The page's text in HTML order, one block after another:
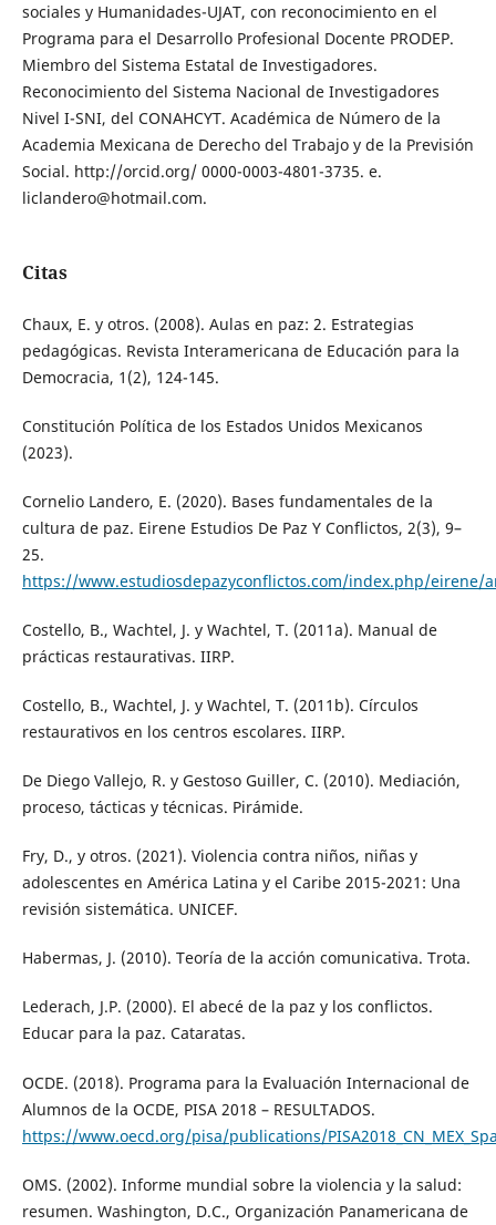
sociales y Humanidades-UJAT, con reconocimiento en el
Programa para el Desarrollo Profesional Docente PRODEP.
Miembro del Sistema Estatal de Investigadores.
Reconocimiento del Sistema Nacional de Investigadores
Nivel I-SNI, del CONAHCYT. Académica de Número de la
Academia Mexicana de Derecho del Trabajo y de la Previsión
Social. http://orcid.org/ 0000-0003-4801-3735. e.
liclandero@hotmail.com.
Citas
Chaux, E. y otros. (2008). Aulas en paz: 2. Estrategias
pedagógicas. Revista Interamericana de Educación para la
Democracia, 1(2), 124-145.
Constitución Política de los Estados Unidos Mexicanos
(2023).
Cornelio Landero, E. (2020). Bases fundamentales de la
cultura de paz. Eirene Estudios De Paz Y Conflictos, 2(3), 9–
25.
https://www.estudiosdepazyconflictos.com/index.php/eirene/
Costello, B., Wachtel, J. y Wachtel, T. (2011a). Manual de
prácticas restaurativas. IIRP.
Costello, B., Wachtel, J. y Wachtel, T. (2011b). Círculos
restaurativos en los centros escolares. IIRP.
De Diego Vallejo, R. y Gestoso Guiller, C. (2010). Mediación,
proceso, tácticas y técnicas. Pirámide.
Fry, D., y otros. (2021). Violencia contra niños, niñas y
adolescentes en América Latina y el Caribe 2015-2021: Una
revisión sistemática. UNICEF.
Habermas, J. (2010). Teoría de la acción comunicativa. Trota.
Lederach, J.P. (2000). El abecé de la paz y los conflictos.
Educar para la paz. Cataratas.
OCDE. (2018). Programa para la Evaluación Internacional de
Alumnos de la OCDE, PISA 2018 – RESULTADOS.
https://www.oecd.org/pisa/publications/
OMS. (2002). Informe mundial sobre la violencia y la salud:
resumen. Washington, D.C., Organización Panamericana de